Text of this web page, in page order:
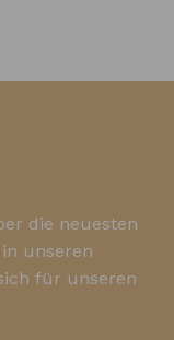
die neuesten
unseren
für unseren